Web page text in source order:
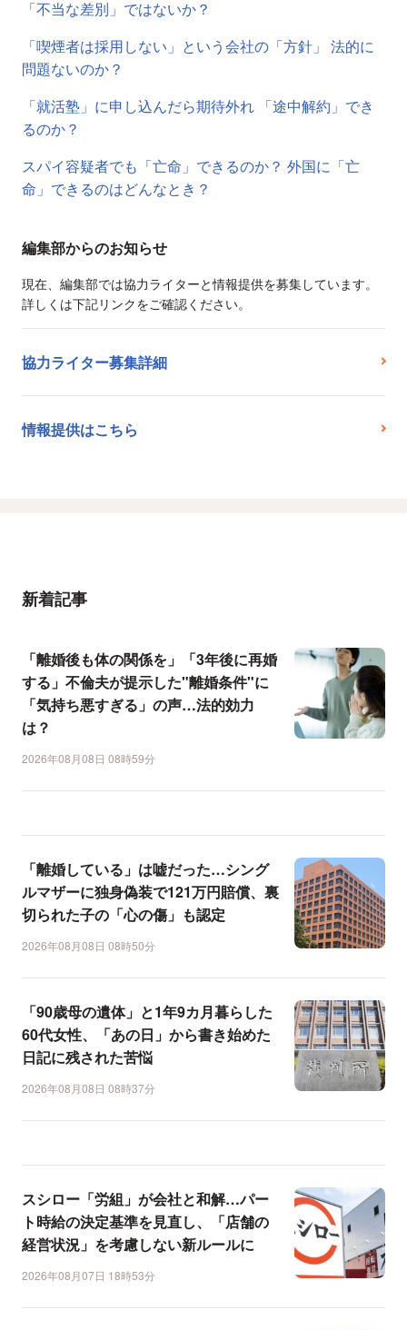
「不当な差別」ではないか？
「喫煙者は採用しない」という会社の「方針」 法的に
問題ないのか？
「就活塾」に申し込んだら期待外れ 「途中解約」でき
るのか？
スパイ容疑者でも「亡命」できるのか？ 外国に「亡
命」できるのはどんなとき？
編集部からのお知らせ
現在、編集部では協力ライターと情報提供を募集しています。
詳しくは下記リンクをご確認ください。
協力ライター募集詳細
情報提供はこちら
新着記事
「離婚後も体の関係を」「3年後に再婚
する」不倫夫が提示した"離婚条件"に
「気持ち悪すぎる」の声…法的効力
は？
2026年08月08日 08時59分
「離婚している」は嘘だった…シング
ルマザーに独身偽装で121万円賠償、裏
切られた子の「心の傷」も認定
2026年08月08日 08時50分
「90歳母の遺体」と1年9カ月暮らした
60代女性、「あの日」から書き始めた
日記に残された苦悩
2026年08月08日 08時37分
スシロー「労組」が会社と和解…パー
ト時給の決定基準を見直し、「店舗の
経営状況」を考慮しない新ルールに
2026年08月07日 18時53分